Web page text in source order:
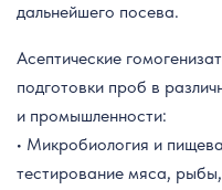
дальнейшего посева.
Асептические
подготовки проб в
и промышленности:
• Микробиология и
тестирование мяса,